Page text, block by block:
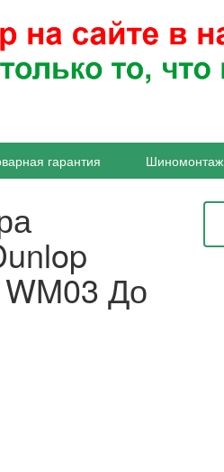
гарантия Шиномонтаж
До